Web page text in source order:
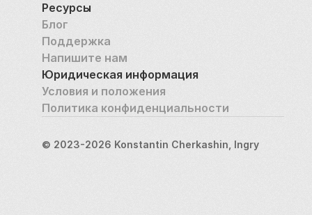
Ресурсы
Блог
Поддержка
Напишите нам
Юридическая информация
Условия и положения
Политика конфиденциальности
© 2023-2026 Konstantin Cherkashin, Ingry